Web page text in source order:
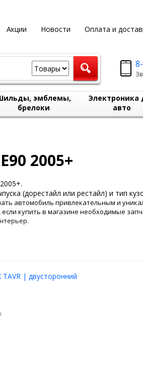
Акции Новости Оплата и
эмблемы,
брелоки
Электроника
авто
2005+
(дорестайл или рестайл) и тип
автомобиль привлекательным и
купить в магазине необходимые
TAVR | двусторонний